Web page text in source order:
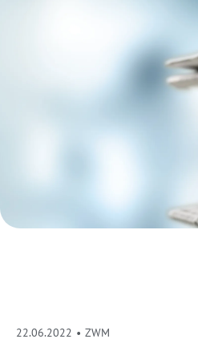
22.06.2022 • ZWM